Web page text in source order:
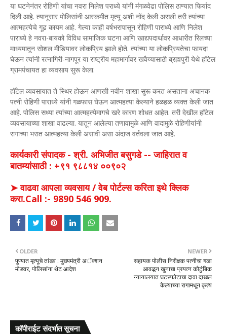
या घटनेनंतर रोहिणी यांचा नवरा निलेश पराध्ये यांनी मंगळवेढा पोलिस ठाण्यात फिर्याद
दिली आहे. त्यानूसार पोलिसांनी आस्कमीत मृत्यू अशी नोंद केली असली तरी त्यांच्या
आत्महत्येचे गूढ कायम आहे. गेल्या काही वर्षभरापासून रोहिणी पाराध्ये आणि निलेश
पाराध्ये हे नवरा-बायको विविध सामाजिक घटना आणि खाद्यपदार्थावर आधारीत रिलच्या
माध्यमातून सोशल मीडियावर लोकप्रिय झाले होते. त्यांच्या या लोकप्रियतेचा फायदा
घेऊन त्यांनी रत्नागिरी-नागपूर या राष्ट्रीय महामार्गावर खवैय्यासाठी ब्रह्मपुरी येथे हॉटेल
ग्रामपंचायत हा व्यवसाय सुरू केला.
हॉटेल व्यवसायात ते स्थिर होऊन आणखी नवीन शाखा सुरू करत असताना अचानक
पत्नी रोहिणी पाराध्ये यांनी गळफास घेऊन आत्महत्या केल्याने हळहळ व्यक्त केली जात
आहे. पोलिस सध्या त्यांच्या आत्महत्येमागचे खरे कारण शोधत आहेत. तरी देखील हॉटेल
व्यवसायाच्या शाखा वाढल्या. यातून आलेल्या तणावामुळे आणि वादामुळे रोहिणीयांनी
रागाच्या भरात आत्महत्या केली असावी असा अंदाज वर्तवला जात आहे.
कार्यकारी संपादक - श्री. अभिजीत बसुगडे -- जाहिरात व
बातम्यांसाठी : +९१ ९८८१४ ००९०२
➤ वाढवा आपला व्यवसाय / वेब पोर्टल्स करिता इथे क्लिक
करा.Call :- 9890 546 909.
NEWER
सहायक पोलीस निरीक्षक पत्नीचा गळा
आवळून खुनाचा प्रयत्न कौटुंबिक
न्यायालयात घटस्फोटाचा दावा दाखल
केल्याच्या रागामधून कृत्य
OLDER
पुण्यात मृत्यूचे तांडव : मुख्यमंत्री अॅक्शन
मोडवर, पोलिसांना थेट आदेश
कॉपीराईट संदर्भात सूचना